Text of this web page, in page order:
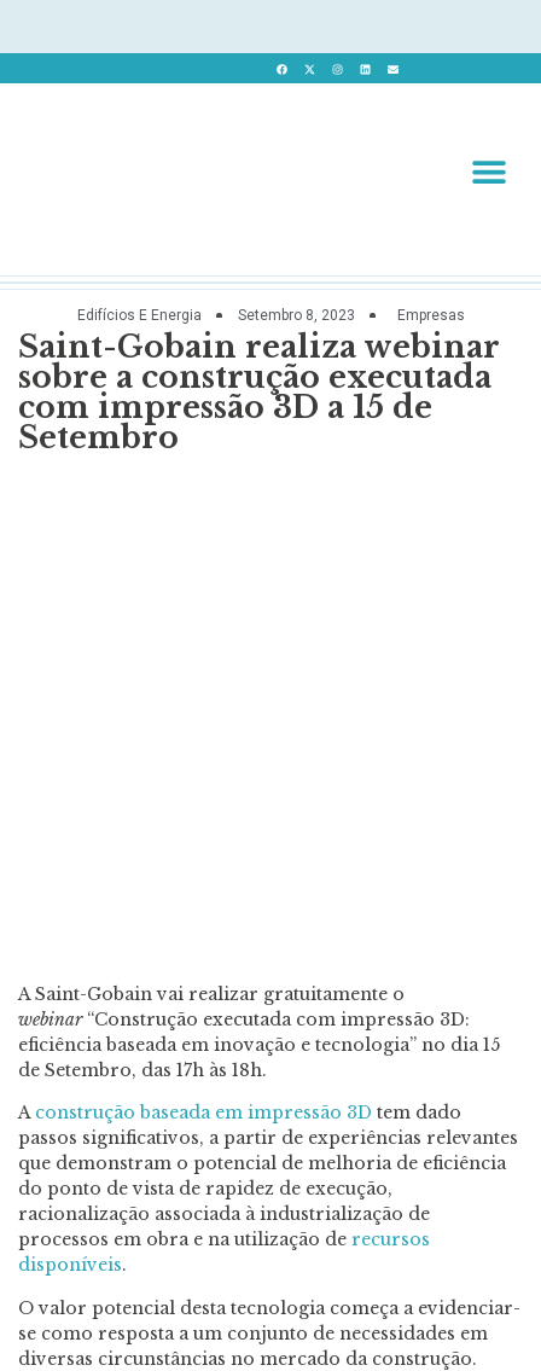
Edifícios E Energia Setembro 8, 2023 Empresas
Saint-Gobain realiza webinar
sobre a construção executada
com impressão 3D a 15 de
Setembro
A Saint-Gobain vai realizar gratuitamente o
webinar “Construção executada com impressão 3D:
eficiência baseada em inovação e tecnologia” no dia 15
de Setembro, das 17h às 18h.
A construção baseada em impressão 3D tem dado
passos significativos, a partir de experiências relevantes
que demonstram o potencial de melhoria de eficiência
do ponto de vista de rapidez de execução,
racionalização associada à industrialização de
processos em obra e na utilização de recursos
disponíveis.
O valor potencial desta tecnologia começa a evidenciar-
se como resposta a um conjunto de necessidades em
diversas circunstâncias no mercado da construção.